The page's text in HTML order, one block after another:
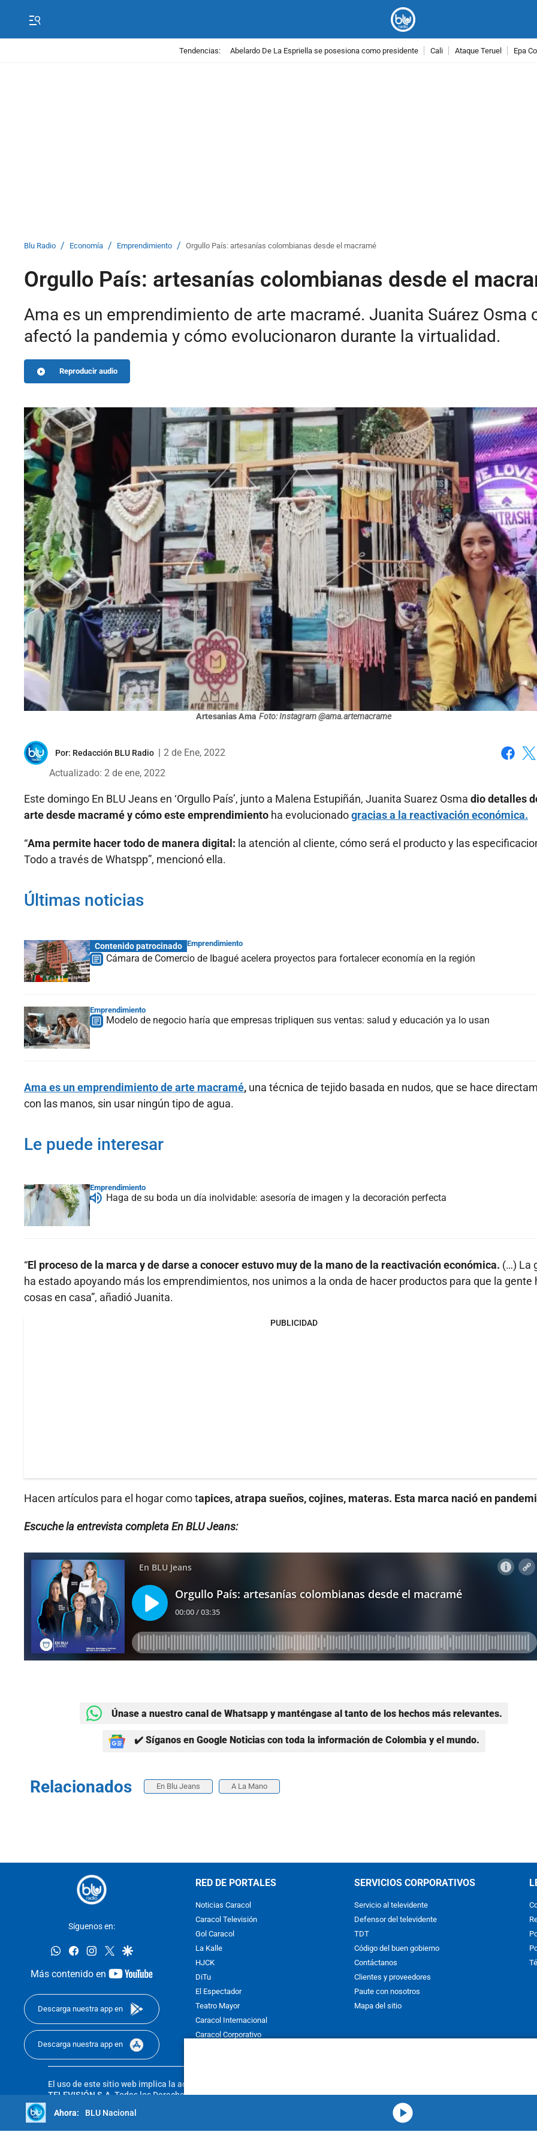
Tendencias: Abelardo De La Espriella se posesiona como presidente Cali Ataque Teruel Epa
Blu Radio / Economía / Emprendimiento / Orgullo País: artesanías colombianas desde el macramé
Orgullo País: artesanías colombianas desde el
Ama es un emprendimiento de arte macramé. Juanita Suárez Osma
afectó la pandemia y cómo evolucionaron durante la virtualidad.
Reproducir audio
Artesanias Ama Foto: Instagram @ama.artemacrame
Por: Redacción BLU Radio
2 de Ene, 2022
Actualizado: 2 de ene, 2022
Este domingo En BLU Jeans en ‘Orgullo País’, junto a Malena Estupiñán, Juanita Suarez Osma dio detalles
arte desde macramé y cómo este emprendimiento ha evolucionadogracias a la reactivación económica.
“Ama permite hacer todo de manera digital: la atención al cliente, cómo será el producto y las
Todo a través de Whatspp”, mencionó ella.
Últimas noticias
Contenido patrocinado Emprendimiento
Cámara de Comercio de Ibagué acelera proyectos para fortalecer economía en la región
Emprendimiento
Modelo de negocio haría que empresas tripliquen sus ventas: salud y educación ya lo usan
Ama es un emprendimiento de arte macramé, una técnica de tejido basada en nudos, que se hace
con las manos, sin usar ningún tipo de agua.
Le puede interesar
Emprendimiento
Haga de su boda un día inolvidable: asesoría de imagen y la decoración perfecta
“El proceso de la marca y de darse a conocer estuvo muy de la mano de la reactivación económica. (…) La
ha estado apoyando más los emprendimientos, nos unimos a la onda de hacer productos para que la gente
cosas en casa”, añadió Juanita.
PUBLICIDAD
Hacen artículos para el hogar como tapices, atrapa sueños, cojines, materas. Esta marca nació en
Escuche la entrevista completa En BLU Jeans:
Únase a nuestro canal de Whatsapp y manténgase al tanto de los hechos más relevantes.
✔️ Síganos en Google Noticias con toda la información de Colombia y el mundo.
Relacionados En Blu Jeans A La Mano
Síguenos en:
whatsappfacebookinstagram
twittergoogle
Más contenido en
youtube-
Descarga nuestra app en
Descarga nuestra app en
RED DE PORTALES
Noticias Caracol
Caracol Televisión
Gol Caracol
La Kalle
HJCK
DiTu
El Espectador
Teatro Mayor
Caracol Internacional
Caracol Corporativo
SERVICIOS CORPORATIVOS
Servicio al televidente
Defensor del televidente
TDT
Código del buen gobierno
Contáctanos
Clientes y proveedores
Paute con nosotros
Mapa del sitio
El uso de este sitio web implica la aceptación de los
TELEVISIÓN S.A.Todos los Derechos Reservados D.R.A. Prohibida su reproducción total o parcial, así como su traducción a
sin autorización escrita de su titular. Reproduction in whole or in part, or translation without written permission is prohibited. All
reserved 2025.BLU Nacional